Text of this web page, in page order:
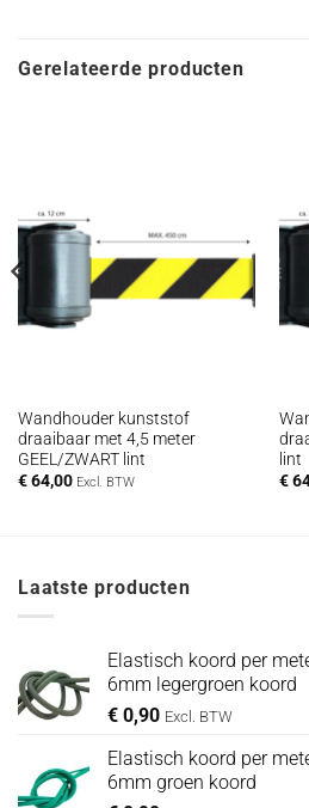
Gerelateerde producten
Wandhouder kunststof
draaibaar met 4,5 meter
GEEL/ZWART lint
€64,00 Excl. BTW
lint
€
Laatste producten
Elastisch koord per
6mm legergroen koord
€ 0,90 Excl. BTW
Elastisch koord per
6mm groen koord